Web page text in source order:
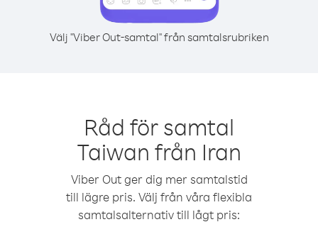
Välj "Viber Out-samtal" från samtalsrubriken
Råd för samtal
Taiwan från Iran
Viber Out ger dig mer samtalstid
till lägre pris. Välj från våra flexibla
samtalsalternativ till lågt pris: